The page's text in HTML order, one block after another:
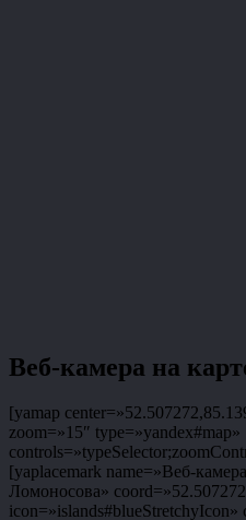
Веб-камера на
[yamap
zoom=»15″ type=»yandex#map»
[yaplacemark name=»Веб-
Ломоносова»